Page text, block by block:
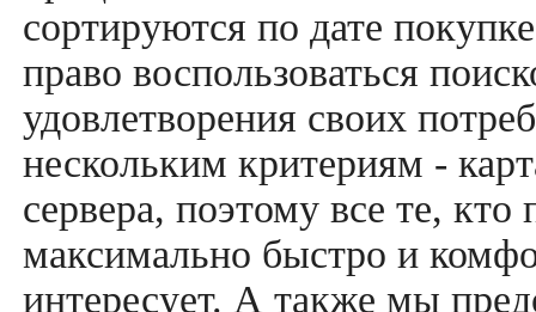
сортируются по дате
право воспользоваться
удовлетворения своих
нескольким критериям -
сервера, поэтому все те,
максимально быстро и
интересует. А также мы